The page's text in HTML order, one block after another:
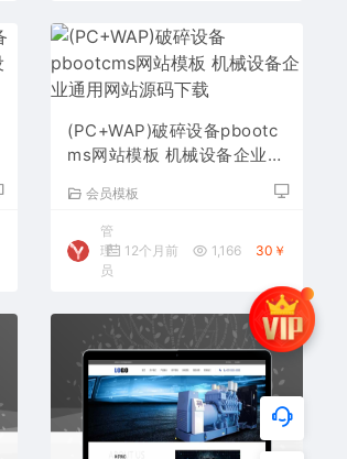
(PC+WAP)破碎设备pbootc
ms网站模板 机械设备企业通
会员模板
管
理
员
12个月前 1,166 30￥